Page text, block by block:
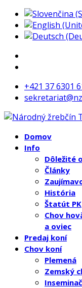
+421 37 6301
Domov
Info
Dôležité
Články
História
Štatút PK
Chov
a oviec
Predaj koní
Chov koní
Plemená
Zemský